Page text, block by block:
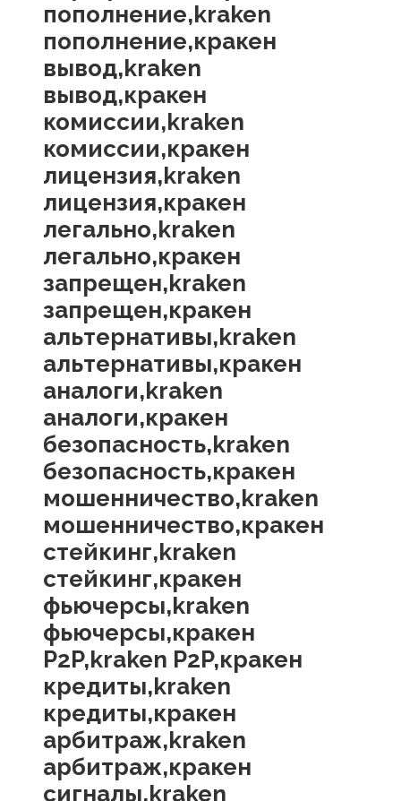
пополнение,kraken
пополнение,кракен
вывод,kraken
вывод,кракен
комиссии,kraken
комиссии,кракен
лицензия,kraken
лицензия,кракен
легально,kraken
легально,кракен
запрещен,kraken
запрещен,кракен
альтернативы,kraken
альтернативы,кракен
аналоги,kraken
аналоги,кракен
безопасность,kraken
безопасность,кракен
мошенничество,kraken
мошенничество,кракен
стейкинг,kraken
стейкинг,кракен
фьючерсы,kraken
фьючерсы,кракен
P2P,kraken P2P,кракен
кредиты,kraken
кредиты,кракен
арбитраж,kraken
арбитраж,кракен
сигналы,kraken